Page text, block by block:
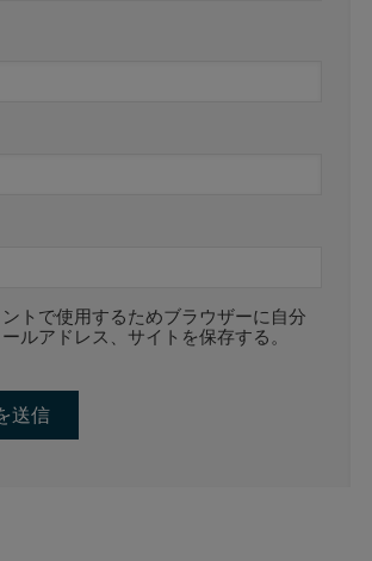
トで使用するためブラウザーに自分
ルアドレス、サイトを保存する。